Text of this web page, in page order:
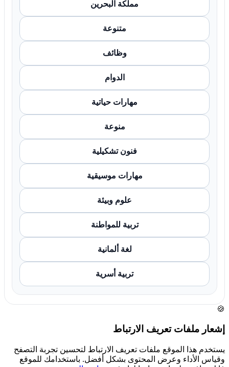
مملكة البحرين
متنوعة
وظائف
الدوام
مهارات حياتية
منوعة
فنون تشكيلية
مهارات موسيقية
علوم وبيئة
تربية للمواطنة
لغة ألمانية
تربية أسرية
🍪
إشعار ملفات تعريف الارتباط
يستخدم هذا الموقع ملفات تعريف الارتباط لتحسين تجربة التصفح
وقياس الأداء وعرض المحتوى بشكل أفضل. باستخدامك للموقع